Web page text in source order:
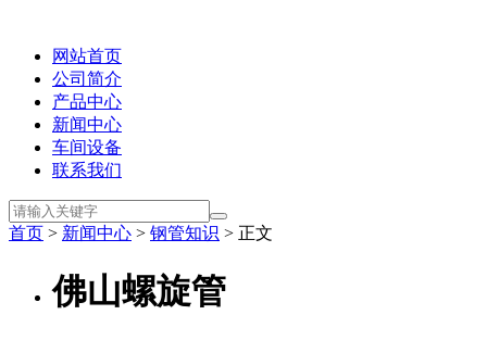
网站首页
公司简介
产品中心
新闻中心
车间设备
联系我们
首页 > 新闻中心 > 钢管知识 > 正文
佛山螺旋管